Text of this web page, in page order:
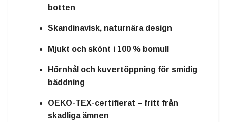
botten
Skandinavisk, naturnära design
Mjukt och skönt i 100 % bomull
Hörnhål och kuvertöppning för smidig
bäddning
OEKO-TEX-certifierat – fritt från
skadliga ämnen